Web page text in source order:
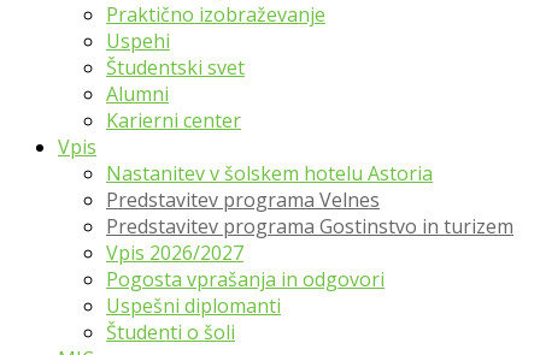
Praktično izobraževanje
Uspehi
Študentski svet
Alumni
Karierni center
Vpis
Nastanitev v šolskem hotelu Astoria
Predstavitev programa Velnes
Predstavitev programa Gostinstvo in turizem
Vpis 2026/2027
Pogosta vprašanja in odgovori
Uspešni diplomanti
Študenti o šoli